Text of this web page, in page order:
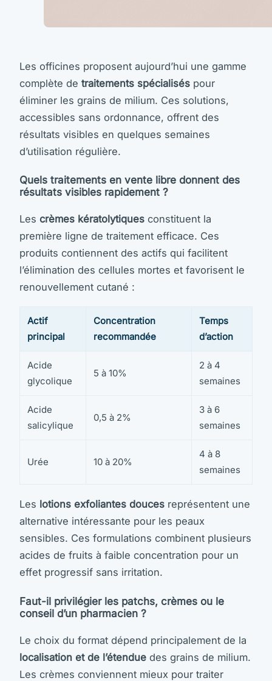
Les officines proposent aujourd’hui une gamme
complète de traitements spécialisés pour
éliminer les grains de milium. Ces solutions,
accessibles sans ordonnance, offrent des
résultats visibles en quelques semaines
d’utilisation régulière.
Quels traitements en vente libre donnent des
résultats visibles rapidement ?
Les crèmes kératolytiques constituent la
première ligne de traitement efficace. Ces
produits contiennent des actifs qui facilitent
l’élimination des cellules mortes et favorisent le
renouvellement cutané :
Actif
principal
Concentration
recommandée
Temps
d’action
Acide
glycolique
5 à 10%
2 à 4
semaines
Acide
salicylique
0,5 à 2%
3 à 6
semaines
Urée 10 à 20%
4 à 8
semaines
Les lotions exfoliantes douces représentent une
alternative intéressante pour les peaux
sensibles. Ces formulations combinent plusieurs
acides de fruits à faible concentration pour un
effet progressif sans irritation.
Faut-il privilégier les patchs, crèmes ou le
conseil d’un pharmacien ?
Le choix du format dépend principalement de la
localisation et de l’étendue des grains de milium.
Les crèmes conviennent mieux pour traiter